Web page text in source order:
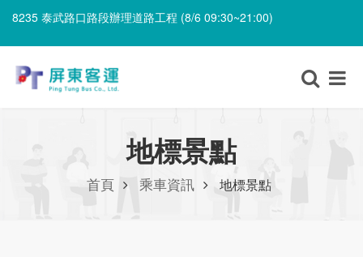
8203 上新庄仔路段辦理喪事 (8/7 06:00~8/8 12:00)
8235 泰武路口路段辦理道路工程 (8/6 09:30~21:00)
地標景點
首頁 乘車資訊 地標景點